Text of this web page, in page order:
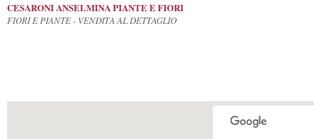
CESARONI ANSELMINA PIANTE E FIORI
FIORI E PIANTE - VENDITA AL DETTAGLIO